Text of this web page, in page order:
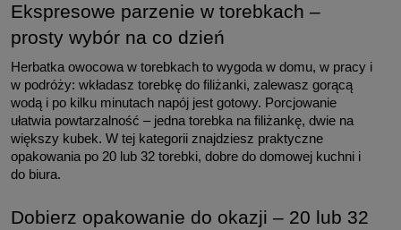
Ekspresowe parzenie w torebkach –
prosty wybór na co dzień
Herbatka owocowa w torebkach to wygoda w domu, w pracy i
w podróży: wkładasz torebkę do filiżanki, zalewasz gorącą
wodą i po kilku minutach napój jest gotowy. Porcjowanie
ułatwia powtarzalność – jedna torebka na filiżankę, dwie na
większy kubek. W tej kategorii znajdziesz praktyczne
opakowania po 20 lub 32 torebki, dobre do domowej kuchni i
do biura.
Dobierz opakowanie do okazji – 20 lub 32